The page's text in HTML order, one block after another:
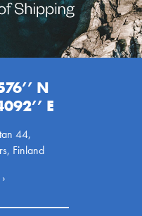
N
E
44,
Finland